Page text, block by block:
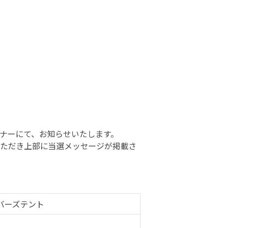
にて、お知らせいたします。
だき上部に当選メッセージが掲載さ
ーズテント